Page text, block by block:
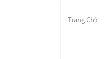
Trang Chủ